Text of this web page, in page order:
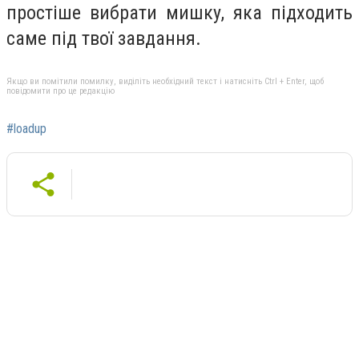
простіше вибрати мишку, яка підходить
саме під твої завдання.
Якщо ви помітили помилку, виділіть необхідний текст і натисніть Ctrl + Enter, щоб
повідомити про це редакцію
#loadup